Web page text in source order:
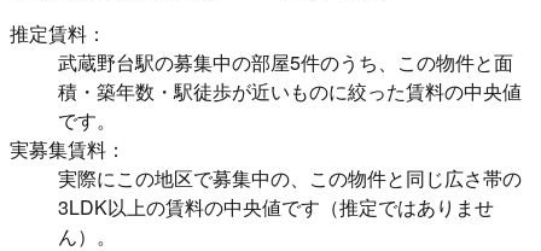
推定賃料：
武蔵野台駅の募集中の部屋5件のうち、この物件と面
積・築年数・駅徒歩が近いものに絞った賃料の中央値
です。
実募集賃料：
実際にこの地区で募集中の、この物件と同じ広さ帯の
3LDK以上の賃料の中央値です（推定ではありませ
ん）。